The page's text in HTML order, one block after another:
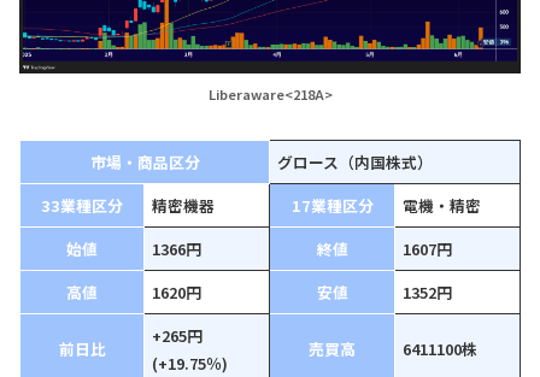
Liberaware<218A>
市場・商品区分
グロース（内国株式）
33業種区分
精密機器 17業種区分
電機・精密
始値
1366円 終値
1607円
高値
1620円 安値 1352円
前日比
+265円
(+19.75％)
売買高 6411100株